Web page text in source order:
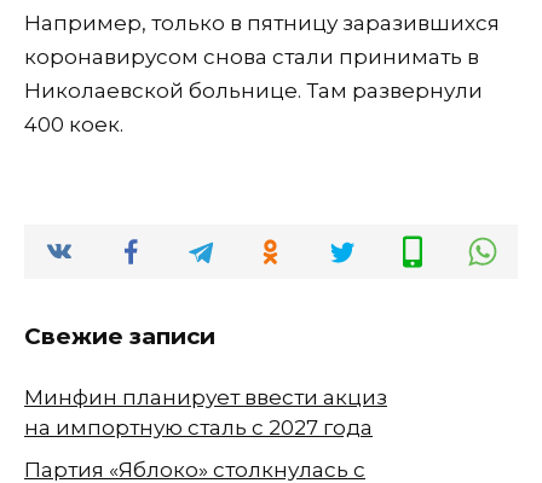
Например, только в пятницу заразившихся
коронавирусом снова стали принимать в
Николаевской больнице. Там развернули
400 коек.
Свежие записи
Минфин планирует ввести акциз
на импортную сталь с 2027 года
Партия «Яблоко» столкнулась с